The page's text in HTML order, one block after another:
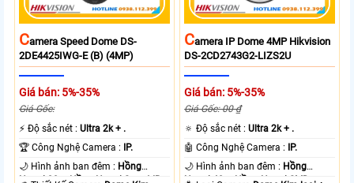
CAmera Speed Dome DS-
2DE4425IWG-E (B) (4MP)
Giá bán: 5%-35%
Giá Gốc:
️⚡ Độ sắc nét :Ultra 2k + .
🏆 Công Nghệ Camera :
IP.
🌙 Hình ảnh ban đêm : Hồng
Ngoại 20m Hồng Ngoại Smart IR.
CAmera IP Dome 4MP Hikvision
DS-2CD2743G2-LIZS2U
Giá bán: 5%-35%
Giá Gốc: 00 ₫
🔅 Độ sắc nét :Ultra 2k + .
🤖️ Công Nghệ Camera :
IP.
🌙 Hình ảnh ban đêm : Hồng
Ngoại 40m Hồng Ngoại SMD.